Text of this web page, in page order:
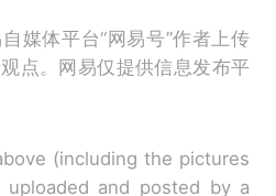
媒体平台“网易号”作者上传
点。网易仅提供信息发布平
(including the pictures
and posted by a